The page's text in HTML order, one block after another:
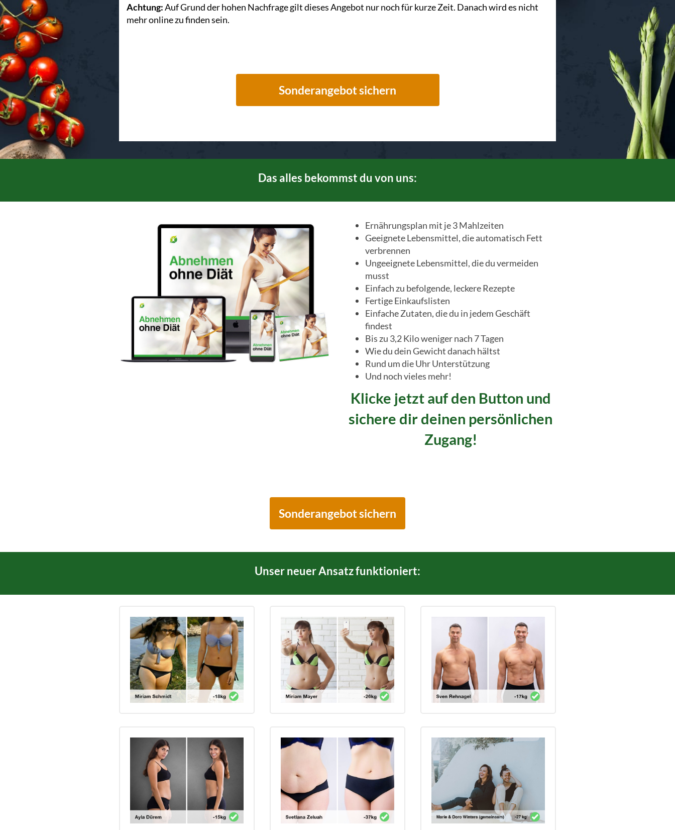
Achtung:Auf Grund der hohen Nachfrage gilt dieses Angebot nur noch für kurze Zeit. Danach wird es nicht
mehr online zu finden sein.
Sonderangebot sichern
Das alles bekommst du von uns:
Ernährungsplan mit je 3 Mahlzeiten
Geeignete Lebensmittel, die automatisch Fett
verbrennen
Ungeeignete Lebensmittel, die du vermeiden
musst
Einfach zu befolgende, leckere Rezepte
Fertige Einkaufslisten
Einfache Zutaten, die du in jedem Geschäft
findest
Bis zu 3,2 Kilo weniger nach 7 Tagen
Wie du dein Gewicht danach hältst
Rund um die Uhr Unterstützung
Und noch vieles mehr!
Klicke jetzt auf den Button und
sichere dir deinen persönlichen
Zugang!
Sonderangebot sichern
Unser neuer Ansatz funktioniert: